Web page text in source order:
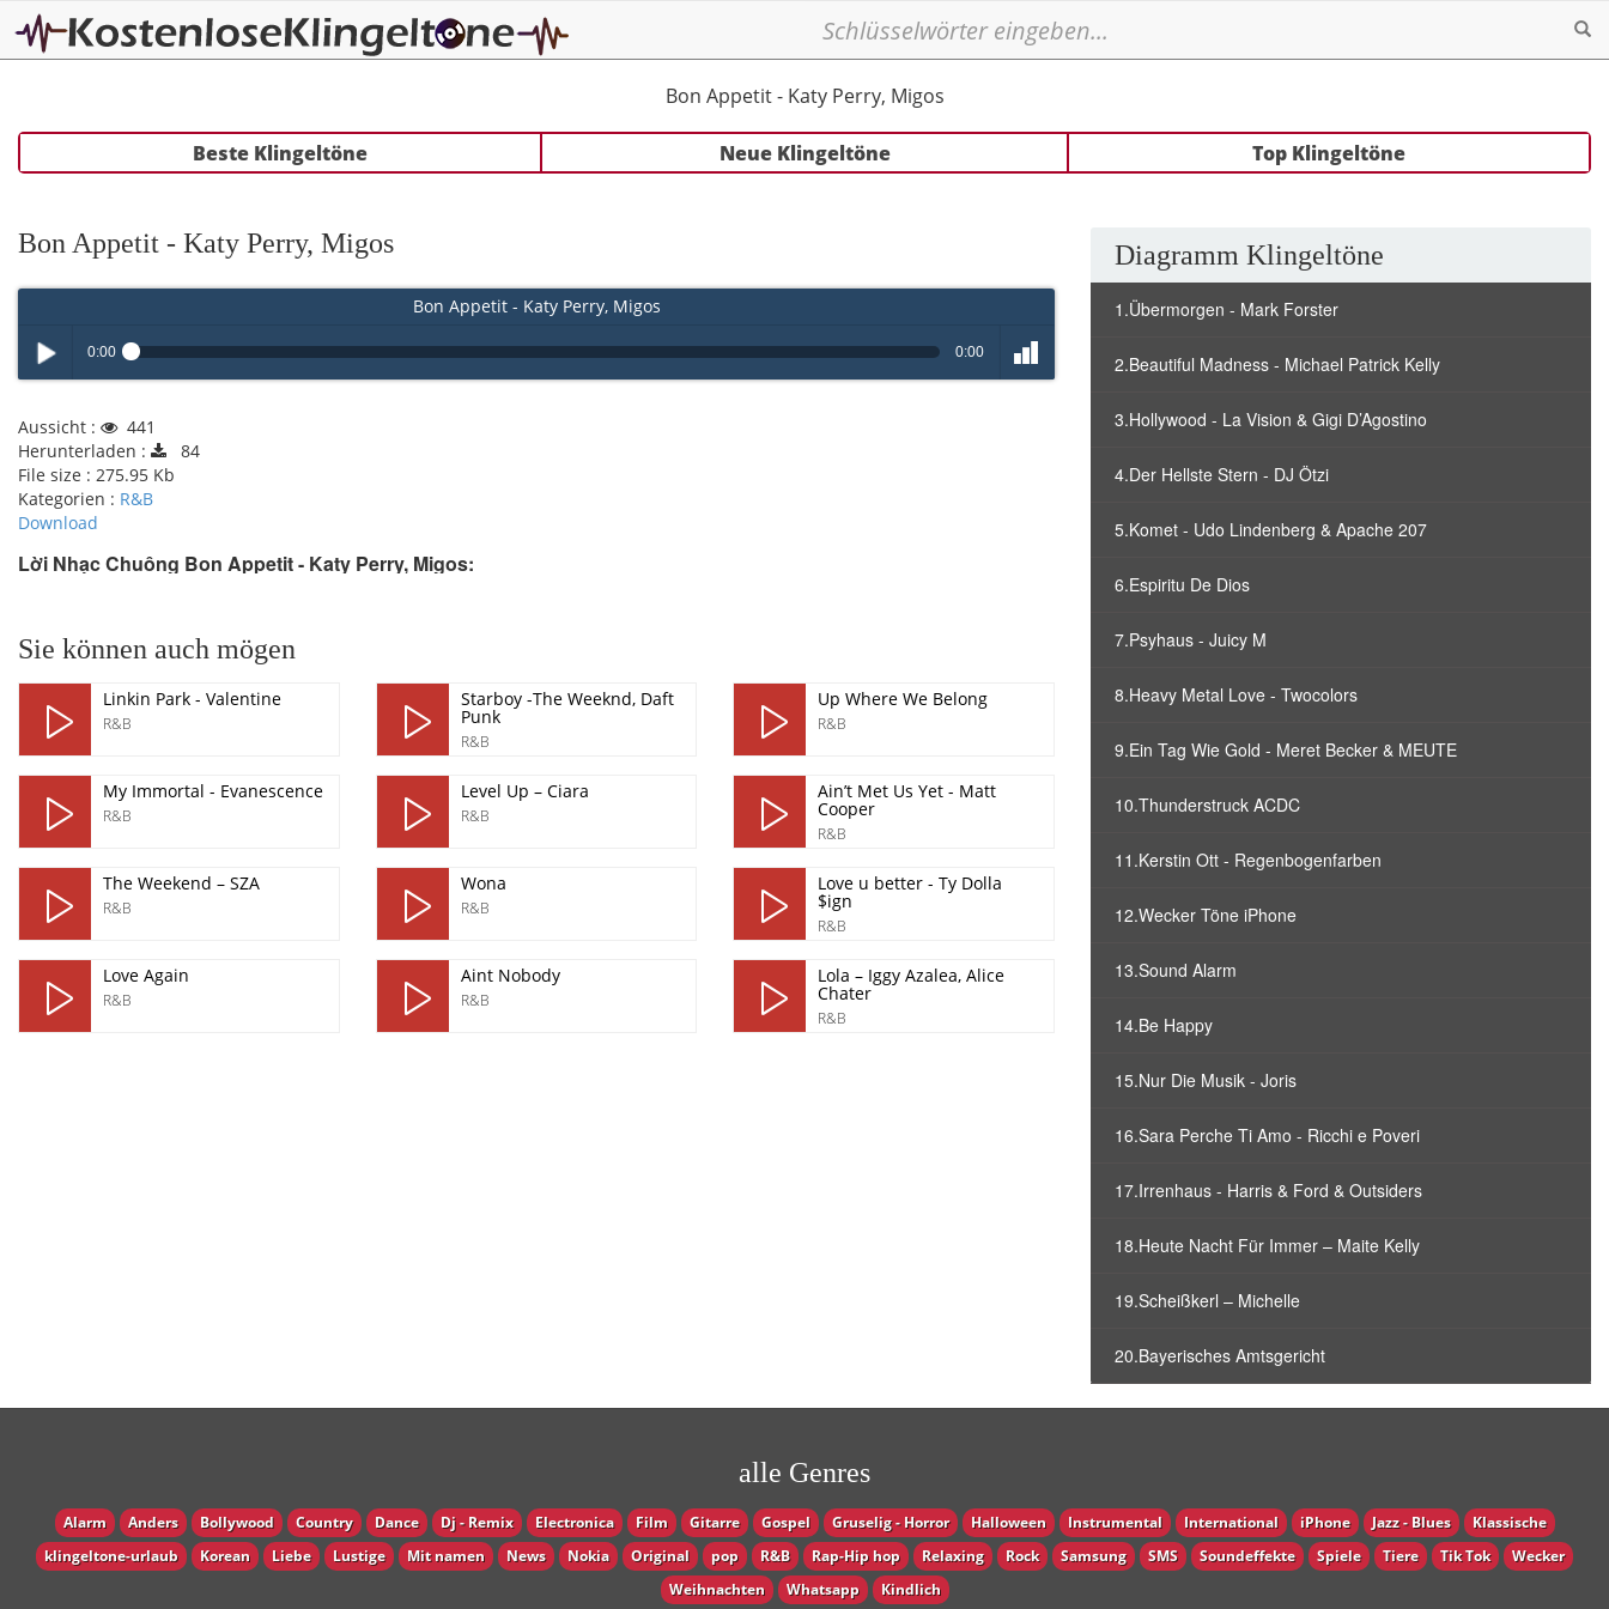
Bon Appetit - Katy Perry, Migos
Beste Klingeltöne Neue Klingeltöne Top Klingeltöne
Bon Appetit - Katy Perry, Migos
Bon Appetit - Katy Perry, Migos
Play /
0:00 0:00
Aussicht :
441
Herunterladen :
84
File size : 275.95 Kb
Kategorien : R&B
Download
Lời Nhạc Chuông Bon Appetit - Katy Perry, Migos:
Sie können auch mögen
Linkin Park - Valentine
R&B
Starboy -The Weeknd, Daft
Punk
R&B
Up Where We Belong
R&B
My Immortal - Evanescence
R&B
Level Up – Ciara
R&B
Ain’t Met Us Yet - Matt
Cooper
R&B
The Weekend – SZA
R&B
Wona
R&B
Love u better - Ty Dolla
$ign
R&B
Love Again
R&B
Aint Nobody
R&B
Lola – Iggy Azalea, Alice
Chater
R&B
Diagramm Klingeltöne
1.Übermorgen - Mark Forster
2.Beautiful Madness - Michael Patrick Kelly
3.Hollywood - La Vision & Gigi D’Agostino
4.Der Hellste Stern - DJ Ötzi
5.Komet - Udo Lindenberg & Apache 207
6.Espiritu De Dios
7.Psyhaus - Juicy M
8.Heavy Metal Love - Twocolors
9.Ein Tag Wie Gold - Meret Becker & MEUTE
10.Thunderstruck ACDC
11.Kerstin Ott - Regenbogenfarben
12.Wecker Töne iPhone
13.Sound Alarm
14.Be Happy
15.Nur Die Musik - Joris
16.Sara Perche Ti Amo - Ricchi e Poveri
17.Irrenhaus - Harris & Ford & Outsiders
18.Heute Nacht Für Immer – Maite Kelly
19.Scheißkerl – Michelle
20.Bayerisches Amtsgericht
alle Genres
Alarm Anders Bollywood Country Dance Dj - Remix Electronica Film Gitarre Gospel Gruselig - Horror Halloween Instrumental International iPhone Jazz - Blues
Klassische
klingeltone-urlaub
Korean Liebe Lustige Mit namen News Nokia Original pop R&B Rap-Hip hop Relaxing Rock Samsung SMS Soundeffekte Spiele Tiere Tik Tok
Wecker
Weihnachten
Whatsapp Кindlich